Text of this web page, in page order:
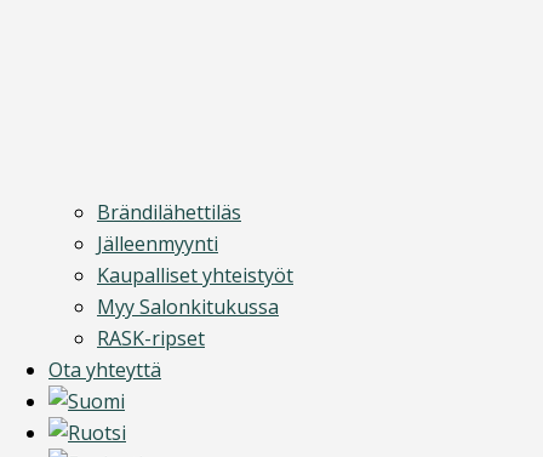
Brändilähettiläs
Jälleenmyynti
Kaupalliset yhteistyöt
Myy Salonkitukussa
RASK-ripset
Ota yhteyttä